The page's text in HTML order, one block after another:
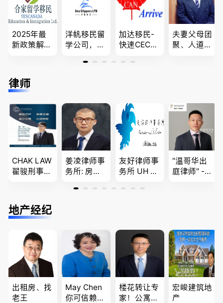
2025年最
新政策解
免费咨询各
类疑难签证
团聚，投资
移民以及各
类省提名和
技术移民
洋帆移民留
学公司，精
签各类签证
民和魁北克
PEQ60472
08731
加达移民-
快速CEC&P
作机会 移
商业移民，
名校申请
夫妻父母团
聚、人道移
移民签证
、翻译和海
牙认证
律师
CHAK LAW
翟骏刑事交
民事诉讼/
房产过户
姜凌律师事
务所: 房产
件。婚姻
友好律师事
务所 UH LA
BC地区及
姻家庭、遗
嘱遗产
"温哥华出
庭律师" -
纠纷，审判
辩护
地产经纪
出租房、找
老王
May Chen
你可信赖的
楼花转让专
家！公寓销
宏峻建筑地
产